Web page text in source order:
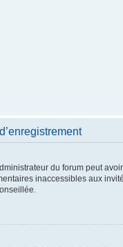
du forum peut
inaccessibles aux